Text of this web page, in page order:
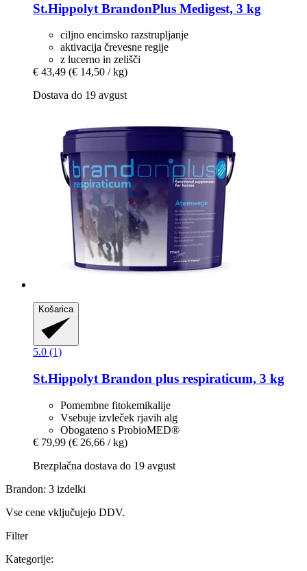
St.Hippolyt BrandonPlus Medigest, 3 kg
ciljno encimsko razstrupljanje
aktivacija črevesne regije
z lucerno in zelišči
€ 43,49 (€ 14,50 / kg)
Dostava do 19 avgust
Košarica
5.0 (1)
St.Hippolyt Brandon plus respiraticum, 3 kg
Pomembne fitokemikalije
Vsebuje izvleček rjavih alg
Obogateno s ProbioMED®
€ 79,99 (€ 26,66 / kg)
Brezplačna dostava do 19 avgust
Brandon: 3 izdelki
Vse cene vključujejo DDV.
Filter
Kategorije: